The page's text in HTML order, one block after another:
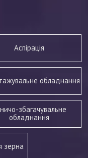
Аспірація
обладнання
збагачувальне
обладнання
зерна